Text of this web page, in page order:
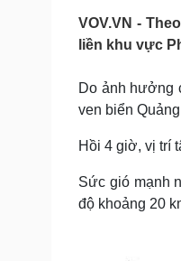
Pháp luật
Vụ án
Tư vấn luật
Sức khỏe
Dinh dưỡng -
Cây thuốc
Sản phụ khoa
VOV.VN -
liền khu vực
Do ảnh hưởng
ven biển
Hồi 4 giờ, vị trí
Sức gió mạnh
độ khoảng 20